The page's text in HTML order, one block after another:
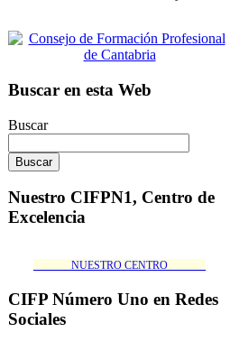
Buscar en esta Web
Buscar
Nuestro CIFPN1, Centro de
Excelencia
_______NUESTRO CENTRO_______
CIFP Número Uno en Redes
Sociales